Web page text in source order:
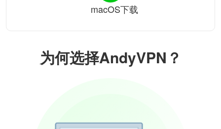
为何选择AndyVPN？
macOS下载